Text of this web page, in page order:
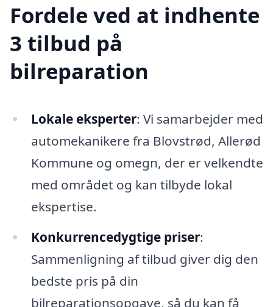
Fordele ved at indhente
3 tilbud på
bilreparation
Lokale eksperter: Vi samarbejder med
automekanikere fra Blovstrød, Allerød
Kommune og omegn, der er velkendte
med området og kan tilbyde lokal
ekspertise.
Konkurrencedygtige priser:
Sammenligning af tilbud giver dig den
bedste pris på din
bilreparationsopgave, så du kan få